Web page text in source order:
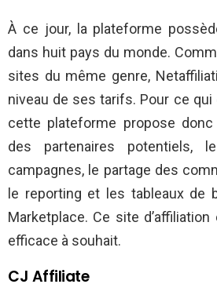
À ce jour, la plateforme
dans huit pays du monde.
sites du même genre,
niveau de ses tarifs. Pour ce
cette plateforme propose
des partenaires potentiels,
campagnes, le partage des
le reporting et les tableaux de
Marketplace. Ce site
efficace à souhait.
CJ Affiliate